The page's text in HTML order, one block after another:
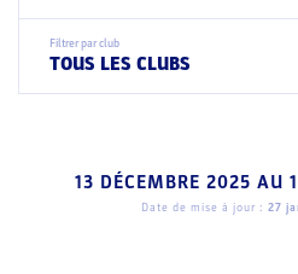
Filtrer par club
TOUS LES CLUBS
13 DÉCEMBRE 2025 AU
Date de mise à jour : 27